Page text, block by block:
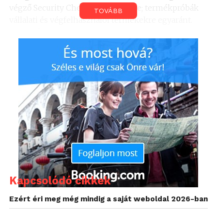
végző Security Check; a LiveUpdate; termékpróbák
vállalati és végfelhasználói termékekre egyaránt.
a legújabb vírusokról és az azok elleni védekezésről
található információ, vagy a terméktámogatás
szakaszban segítséget kaphatunk új Symantec
termékünkkel kapcsolatosan.
Az otthoni felhasználók részére pedig az Internet
Security oldalunkon hasznos tanácsok található több
témakörben – jelszó helyes megválasztása,
gyermekek védelme az online világban stb. – is.
TOVÁBB
Kapcsolódó cikkek
Ezért éri meg még mindig a saját weboldal 2026-ban